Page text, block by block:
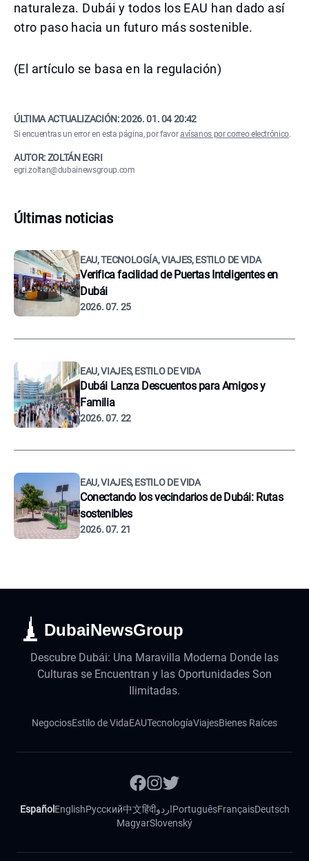
naturaleza. Dubái y todos los EAU han dado así
otro paso hacia un futuro más sostenible.
(El artículo se basa en la regulación)
ÚLTIMA ACTUALIZACIÓN:2026. 01. 04 20:42
Si encuentras un error en esta página, por favoravísanos por correo electrónico.
AUTOR: ZOLTÁN EGRI
egri.zoltan@dubainewsgroup.com
Últimas noticias
EAU, TECNOLOGÍA, VIAJES, ESTILO DE VIDA
Verifica facilidad de Puertas Inteligentes en
Dubái
2026. 07. 25
EAU, VIAJES, ESTILO DE VIDA
Dubái Lanza Descuentos para Amigos y
Familia
2026. 07. 22
EAU, VIAJES, ESTILO DE VIDA
Conectando los vecindarios de Dubái: Rutas
sostenibles
2026. 07. 21
DubaiNewsGroup
Descubre Dubái: Una Maravilla Moderna Donde las
Culturas se Encuentran y las Oportunidades Son
Ilimitadas.
NegociosEstilo de VidaEAUTecnologíaViajesBienes Raíces
Español EnglishРусский中文हिंदीاردوPortuguêsFrançaisDeutsch
MagyarSlovenský